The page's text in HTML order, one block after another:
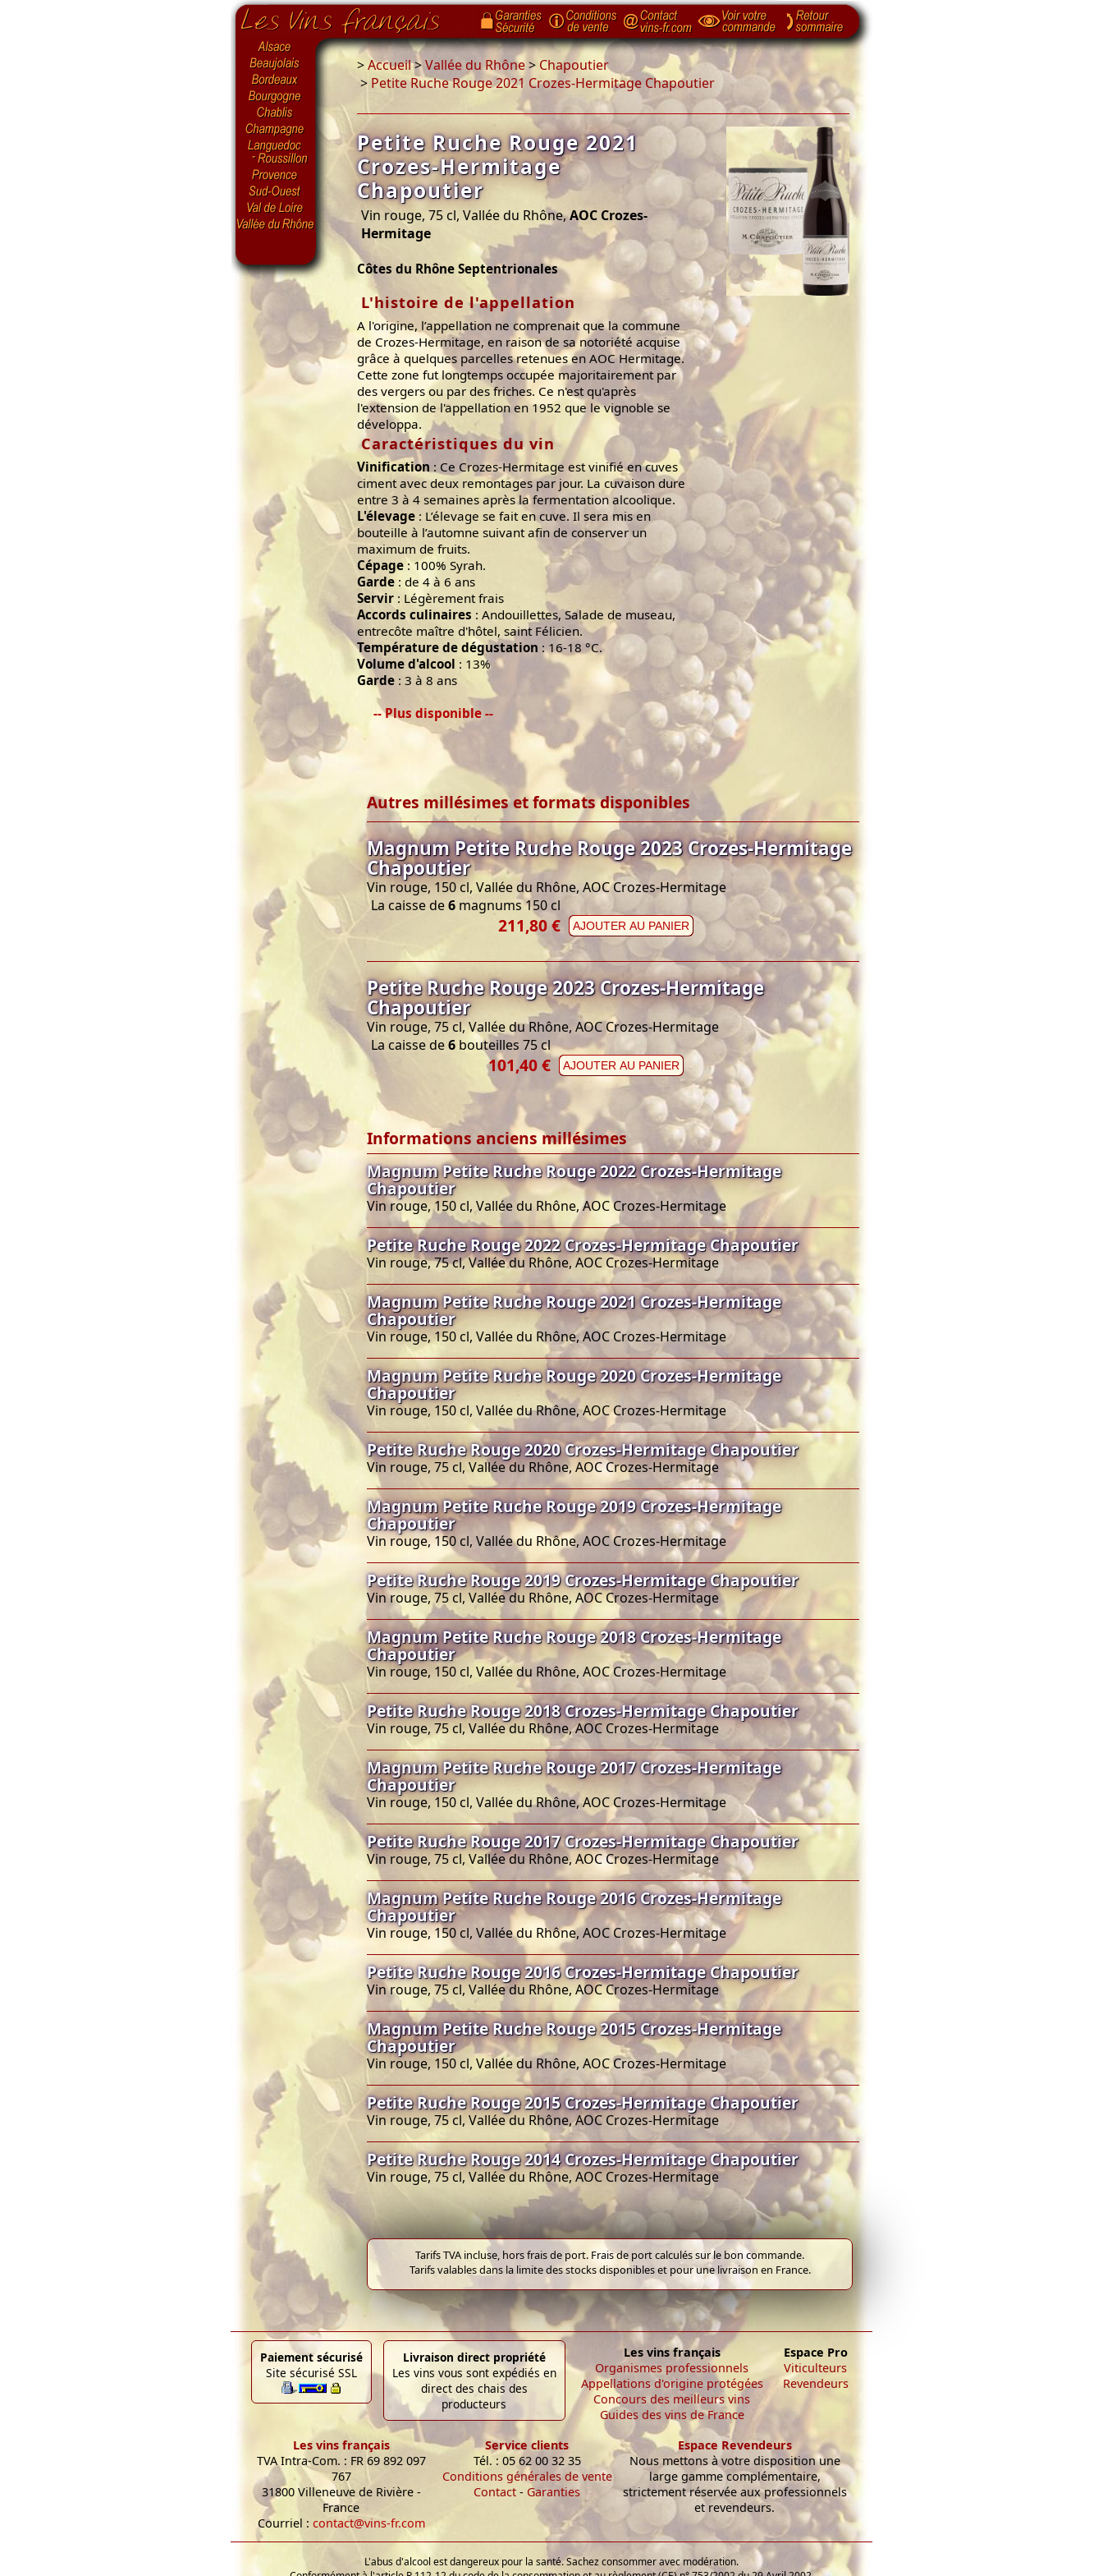
>Accueil>Vallée du Rhône> Chapoutier
> Petite Ruche Rouge 2021 Crozes-Hermitage Chapoutier
Petite Ruche Rouge 2021
Crozes-Hermitage
Chapoutier
Vin rouge, 75 cl, Vallée du Rhône,AOC Crozes-
Hermitage
Côtes du Rhône Septentrionales
L'histoire de l'appellation
A l'origine, l’appellation ne comprenait que la commune
de Crozes-Hermitage, en raison de sa notoriété acquise
grâce à quelques parcelles retenues en AOC Hermitage.
Cette zone fut longtemps occupée majoritairement par
des vergers ou par des friches. Ce n'est qu'après
l'extension de l'appellation en 1952 que le vignoble se
développa.
Caractéristiques du vin
Vinification : Ce Crozes-Hermitage est vinifié en cuves
ciment avec deux remontages par jour. La cuvaison dure
entre 3 à 4 semaines après la fermentation alcoolique.
L'élevage : L’élevage se fait en cuve. Il sera mis en
bouteille à l’automne suivant afin de conserver un
maximum de fruits.
Cépage : 100% Syrah.
Garde : de 4 à 6 ans
Servir : Légèrement frais
Accords culinaires : Andouillettes, Salade de museau,
entrecôte maître d'hôtel, saint Félicien.
Température de dégustation : 16-18 °C.
Volume d'alcool : 13%
Garde : 3 à 8 ans
-- Plus disponible --
Autres millésimes et formats disponibles
Magnum Petite Ruche Rouge 2023 Crozes-Hermitage
Chapoutier
Vin rouge, 150 cl, Vallée du Rhône, AOC Crozes-Hermitage
La caisse de6 magnums 150 cl
211,80 € AJOUTER AU PANIER
Petite Ruche Rouge 2023 Crozes-Hermitage
Chapoutier
Vin rouge, 75 cl, Vallée du Rhône, AOC Crozes-Hermitage
La caisse de6 bouteilles 75 cl
101,40 € AJOUTER AU PANIER
Informations anciens millésimes
Magnum Petite Ruche Rouge 2022 Crozes-Hermitage
Chapoutier
Vin rouge, 150 cl, Vallée du Rhône, AOC Crozes-Hermitage
Petite Ruche Rouge 2022 Crozes-Hermitage Chapoutier
Vin rouge, 75 cl, Vallée du Rhône, AOC Crozes-Hermitage
Magnum Petite Ruche Rouge 2021 Crozes-Hermitage
Chapoutier
Vin rouge, 150 cl, Vallée du Rhône, AOC Crozes-Hermitage
Magnum Petite Ruche Rouge 2020 Crozes-Hermitage
Chapoutier
Vin rouge, 150 cl, Vallée du Rhône, AOC Crozes-Hermitage
Petite Ruche Rouge 2020 Crozes-Hermitage Chapoutier
Vin rouge, 75 cl, Vallée du Rhône, AOC Crozes-Hermitage
Magnum Petite Ruche Rouge 2019 Crozes-Hermitage
Chapoutier
Vin rouge, 150 cl, Vallée du Rhône, AOC Crozes-Hermitage
Petite Ruche Rouge 2019 Crozes-Hermitage Chapoutier
Vin rouge, 75 cl, Vallée du Rhône, AOC Crozes-Hermitage
Magnum Petite Ruche Rouge 2018 Crozes-Hermitage
Chapoutier
Vin rouge, 150 cl, Vallée du Rhône, AOC Crozes-Hermitage
Petite Ruche Rouge 2018 Crozes-Hermitage Chapoutier
Vin rouge, 75 cl, Vallée du Rhône, AOC Crozes-Hermitage
Magnum Petite Ruche Rouge 2017 Crozes-Hermitage
Chapoutier
Vin rouge, 150 cl, Vallée du Rhône, AOC Crozes-Hermitage
Petite Ruche Rouge 2017 Crozes-Hermitage Chapoutier
Vin rouge, 75 cl, Vallée du Rhône, AOC Crozes-Hermitage
Magnum Petite Ruche Rouge 2016 Crozes-Hermitage
Chapoutier
Vin rouge, 150 cl, Vallée du Rhône, AOC Crozes-Hermitage
Petite Ruche Rouge 2016 Crozes-Hermitage Chapoutier
Vin rouge, 75 cl, Vallée du Rhône, AOC Crozes-Hermitage
Magnum Petite Ruche Rouge 2015 Crozes-Hermitage
Chapoutier
Vin rouge, 150 cl, Vallée du Rhône, AOC Crozes-Hermitage
Petite Ruche Rouge 2015 Crozes-Hermitage Chapoutier
Vin rouge, 75 cl, Vallée du Rhône, AOC Crozes-Hermitage
Petite Ruche Rouge 2014 Crozes-Hermitage Chapoutier
Vin rouge, 75 cl, Vallée du Rhône, AOC Crozes-Hermitage
Tarifs TVA incluse, hors frais de port. Frais de port calculés sur le bon commande.
Tarifs valables dans la limite des stocks disponibles et pour une livraison en France.
Paiement sécurisé
Site sécurisé SSL
Livraison direct propriété
Les vins vous sont expédiés en
direct des chais des
producteurs
Les vins français
Organismes professionnels
Appellations d'origine protégées
Concours des meilleurs vins
Guides des vins de France
Espace Pro
Viticulteurs
Revendeurs
Les vins français
TVA Intra-Com. : FR 69 892 097
767
31800 Villeneuve de Rivière -
France
Courriel : contact@vins-fr.com
Service clients
Tél. : 05 62 00 32 35
Conditions générales de vente
Contact - Garanties
Espace Revendeurs
Nous mettons à votre disposition une
large gamme complémentaire,
strictement réservée aux professionnels
et revendeurs.
L'abus d'alcool est dangereux pour la santé. Sachez consommer avec modération.